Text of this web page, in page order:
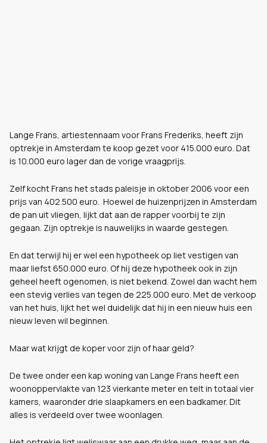
Lange Frans, artiestennaam voor Frans Frederiks, heeft zijn
optrekje in Amsterdam te koop gezet voor 415.000 euro. Dat
is 10.000 euro lager dan de vorige vraagprijs.
Zelf kocht Frans het stads paleisje in oktober 2006 voor een
prijs van 402.500 euro. Hoewel de huizenprijzen in Amsterdam
de pan uit vliegen, lijkt dat aan de rapper voorbij te zijn
gegaan. Zijn optrekje is nauwelijks in waarde gestegen.
En dat terwijl hij er wel een hypotheek op liet vestigen van
maar liefst 650.000 euro. Of hij deze hypotheek ook in zijn
geheel heeft ogenomen, is niet bekend. Zowel dan wacht hem
een stevig verlies van tegen de 225.000 euro. Met de verkoop
van het huis, lijkt het wel duidelijk dat hij in een nieuw huis een
nieuw leven wil beginnen.
Maar wat krijgt de koper voor zijn of haar geld?
De twee onder een kap woning van Lange Frans heeft een
woonoppervlakte van 123 vierkante meter en telt in totaal vier
kamers, waaronder drie slaapkamers en een badkamer. Dit
alles is verdeeld over twee woonlagen.